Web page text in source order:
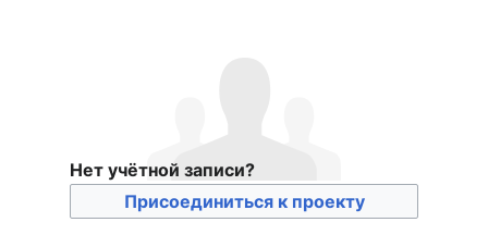
Нет учётной записи?
Присоединиться к проекту